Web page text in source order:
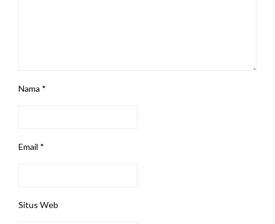
Nama *
Email *
Situs Web